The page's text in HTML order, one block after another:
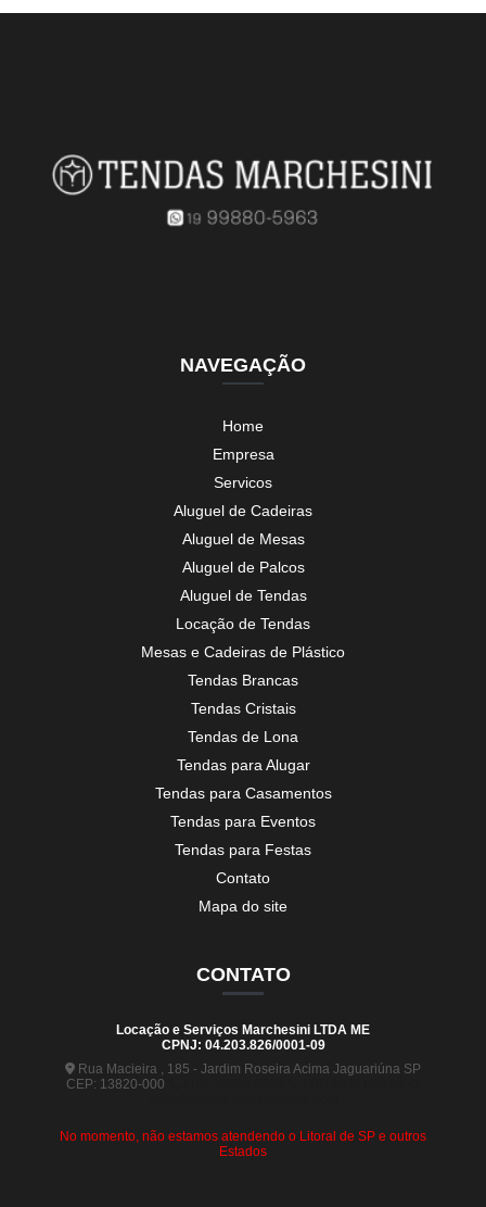
NAVEGAÇÃO
Home
Empresa
Servicos
Aluguel de Cadeiras
Aluguel de Mesas
Aluguel de Palcos
Aluguel de Tendas
Locação de Tendas
Mesas e Cadeiras de Plástico
Tendas Brancas
Tendas Cristais
Tendas de Lona
Tendas para Alugar
Tendas para Casamentos
Tendas para Eventos
Tendas para Festas
Contato
Mapa do site
CONTATO
Locação e Serviços Marchesini LTDA ME
CPNJ: 04.203.826/0001-09
Rua Macieira , 185 - Jardim Roseira Acima Jaguariúna SP
CEP: 13820-000
No momento, não estamos atendendo o Litoral de SP e outros
Estados